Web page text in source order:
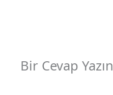
Bir Cevap Yazın